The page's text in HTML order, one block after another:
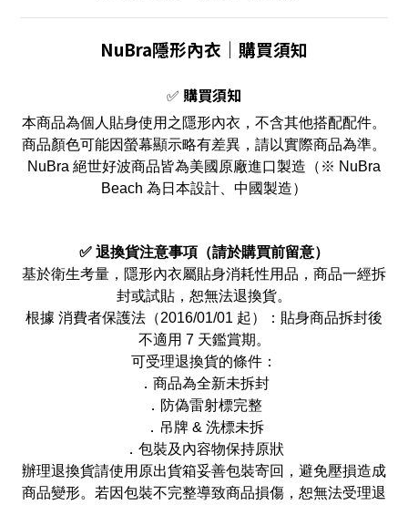
NuBra隱形內衣｜ 購買須知
✅ 購買須知
本商品為個人貼身使用之隱形內衣，不含其他搭配配件。
商品顏色可能因螢幕顯示略有差異，請以實際商品為準。
NuBra 絕世好波商品皆為美國原廠進口製造（※ NuBra
Beach 為日本設計、中國製造）
✅ 退換貨注意事項（請於購買前留意）
基於衛生考量，隱形內衣屬貼身消耗性用品，商品一經拆
封或試貼，恕無法退換貨。
根據 消費者保護法（2016/01/01 起）：貼身商品拆封後
不適用 7 天鑑賞期。
可受理退換貨的條件：
．商品為全新未拆封
． 防偽雷射標完整
． 吊牌 & 洗標未拆
． 包裝及內容物保持原狀
辦理退換貨請使用原出貨箱妥善包裝寄回，避免壓損造成
商品變形。若因包裝不完整導致商品損傷，恕無法受理退